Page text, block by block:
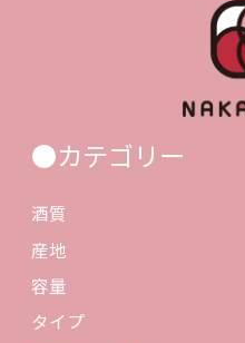
●カテゴリー
酒質
産地
容量
タイプ